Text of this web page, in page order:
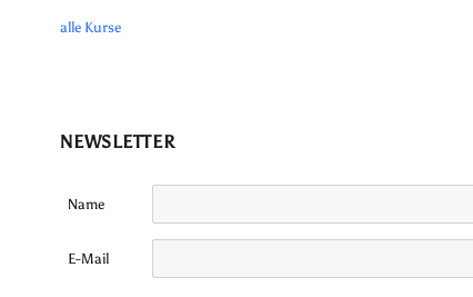
alle Kurse
NEWSLETTER
Name
E-Mail